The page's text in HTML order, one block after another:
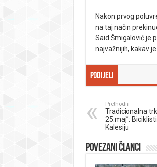
Nakon prvog
na taj način
Said Šmigalović je
najvažnijih, kakav je
Podijeli
Prethodni
Tradicionalna
25.maj”:
Kalesiju
Povezani članci